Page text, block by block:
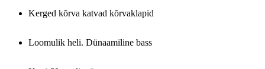
Kerged kõrva katvad kõrvaklapid
Loomulik heli. Dünaamiline bass